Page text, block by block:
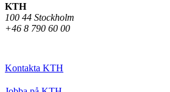
KTH
100 44 Stockholm
+46 8 790 60 00
Kontakta KTH